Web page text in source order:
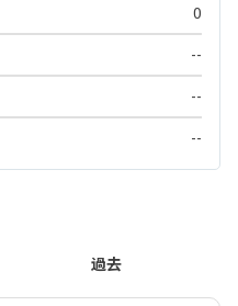
0
--
--
--
過去